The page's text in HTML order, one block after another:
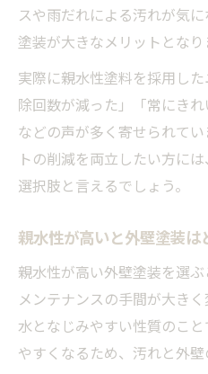
スや雨だれによる汚れが気
塗装が大きなメリットとなり
実際に親水性塗料を採用し
除回数が減った」「常にきれ
などの声が多く寄せられて
トの削減を両立したい方に
選択肢と言えるでしょう。
親水性が高いと外壁塗装は
親水性が高い外壁塗装を選
メンテナンスの手間が大きく
水となじみやすい性質のこ
やすくなるため、汚れと外